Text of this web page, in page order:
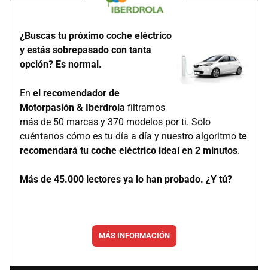
¿Buscas tu próximo coche eléctrico
y estás sobrepasado con tanta
opción? Es normal.
En el recomendador de
Motorpasión & Iberdrola filtramos
más de 50 marcas y 370 modelos por ti. Solo
cuéntanos cómo es tu día a día y nuestro algoritmo te
recomendará tu coche eléctrico ideal en 2 minutos.
Más de 45.000 lectores ya lo han probado. ¿Y tú?
MÁS INFORMACIÓN